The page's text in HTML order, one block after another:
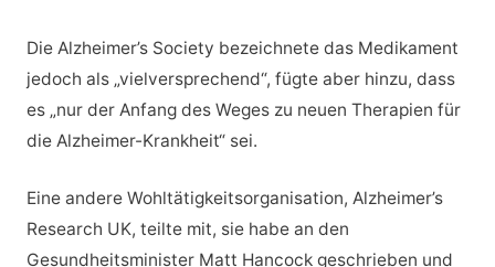
Die Alzheimer’s Society bezeichnete das Medikament
jedoch als „vielversprechend“, fügte aber hinzu, dass
es „nur der Anfang des Weges zu neuen Therapien für
die Alzheimer-Krankheit“ sei.
Eine andere Wohltätigkeitsorganisation, Alzheimer’s
Research UK, teilte mit, sie habe an den
Gesundheitsminister Matt Hancock geschrieben und